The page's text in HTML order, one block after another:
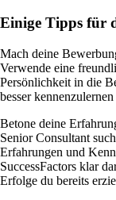
Einige Tipps für
Mach deine
Verwende eine
Persönlichkeit in die
besser
Betone deine
Senior Consultant
Erfahrungen und
SuccessFactors klar
Erfolge du bereits